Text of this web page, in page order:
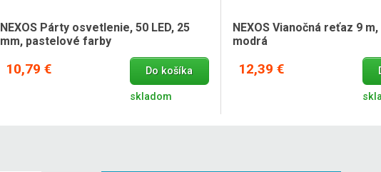
NEXOS Párty osvetlenie, 50 LED, 25
mm, pastelové farby
10,79 € Do košíka
skladom
NEXOS Vianočná reťaz 9 m,
modrá
12,39 €